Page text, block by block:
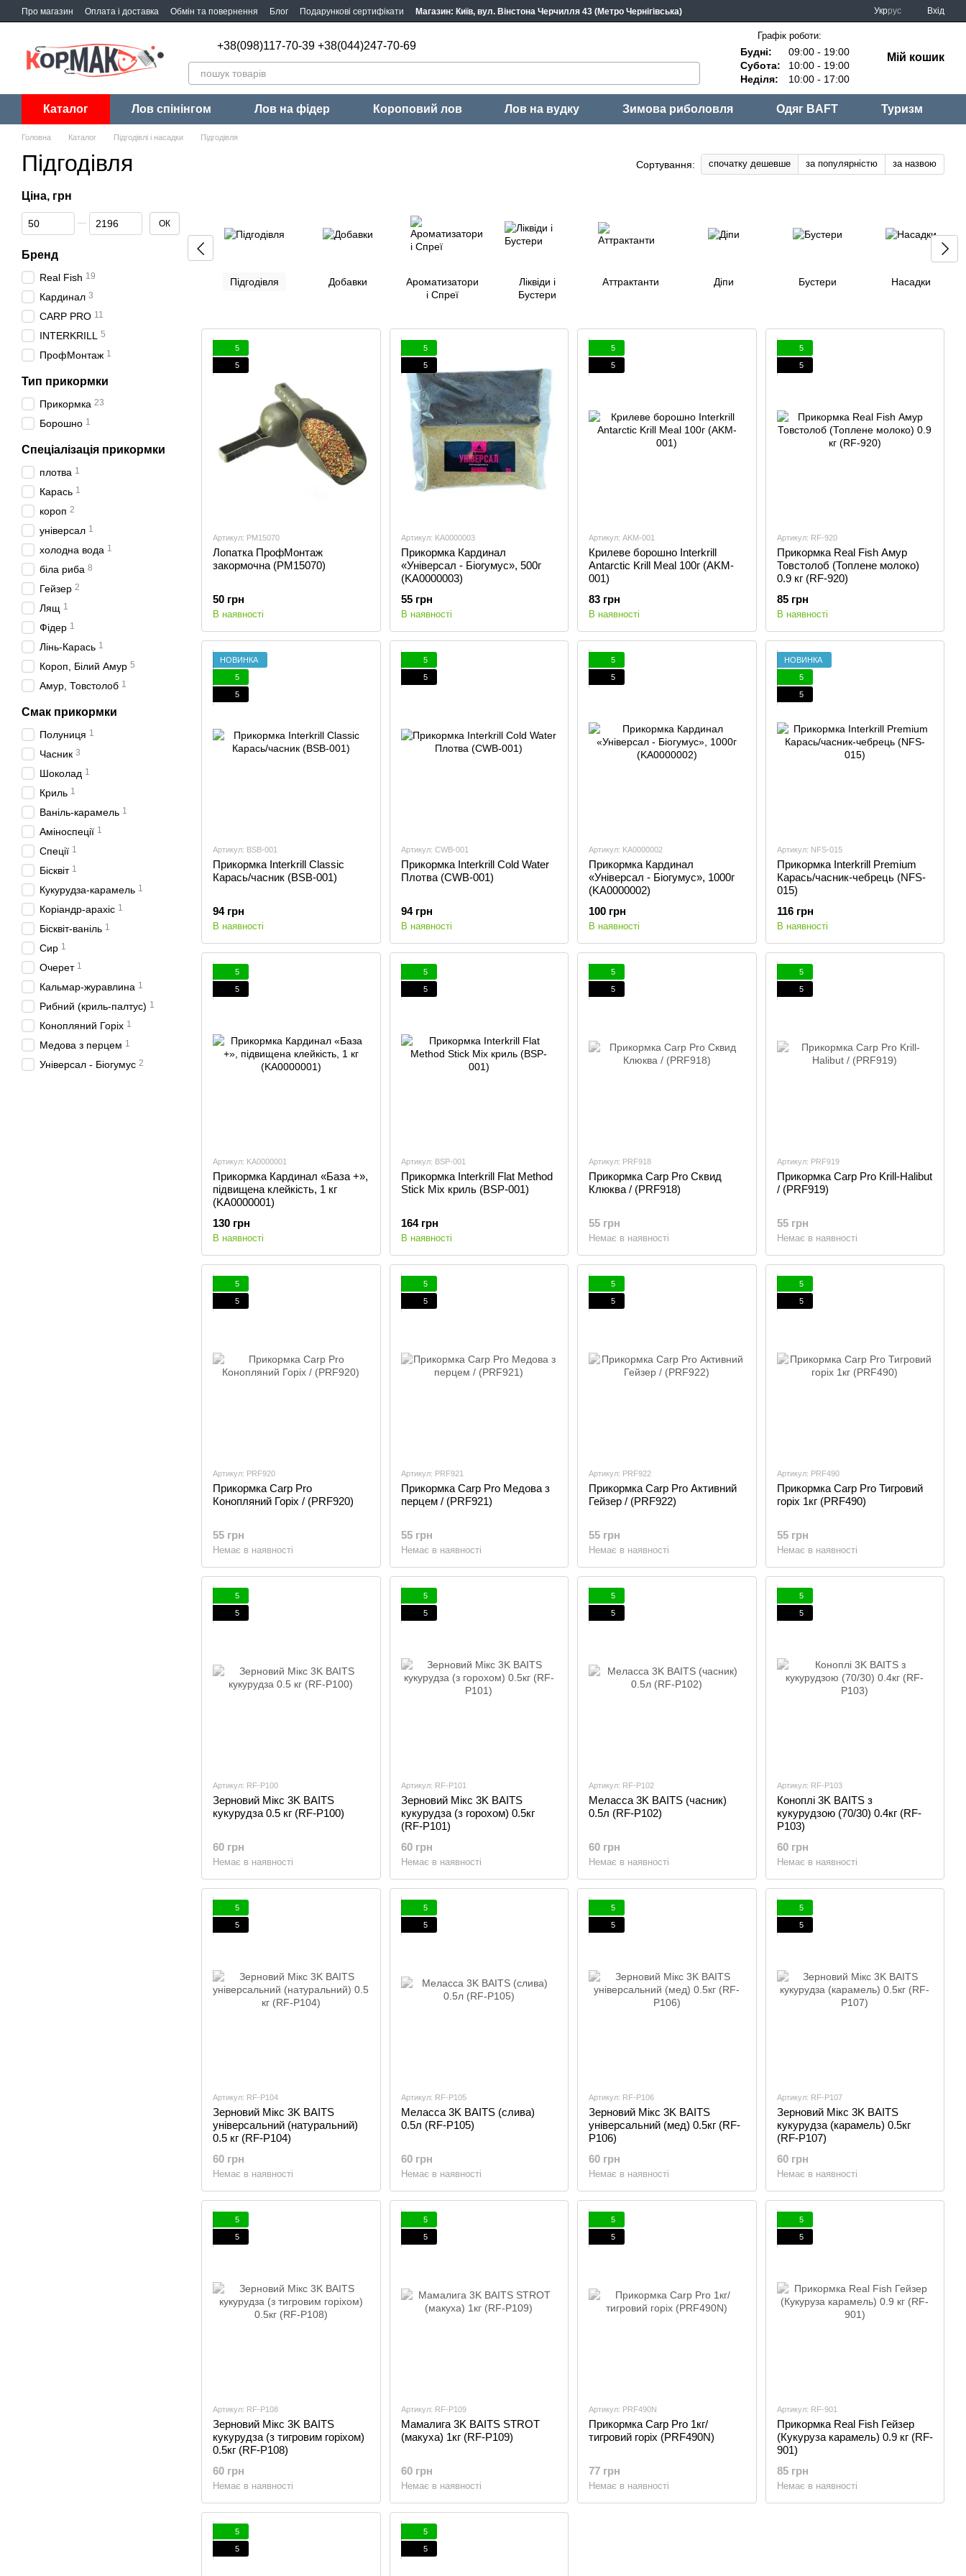
Перейти до основного контенту
Про магазин Оплата і доставка Обмін та повернення Блог Подарункові сертифікати Магазин: Київ, вул. Вінстона Черчилля 43 (Метро Чернігівська) Укррус Вхід
+38(098)117-70-39 +38(044)247-70-69
Графік роботи:
Будні:
09:00 - 19:00
Субота:
10:00 - 19:00
Неділя:
10:00 - 17:00
Мій кошик
Каталог Лов спінінгом Лов на фідер Короповий лов Лов на вудку Зимова риболовля Одяг BAFT Туризм
Головна Каталог Підгодівлі і насадки Підгодівля
Підгодівля Сортування: спочатку дешевше за популярністю за назвою
Підгодівля Добавки
Ароматизатори
і Спреї
Ліквіди і
Бустери
Аттрактанти Діпи Бустери Насадки
5
5
Артикул: PM15070
Лопатка ПрофМонтаж
закормочна (PM15070)
50 грн
В наявності
5
5
Артикул: KA0000003
Прикормка Кардинал
«Універсал - Біогумус», 500г
(KA0000003)
55 грн
В наявності
5
5
Артикул: AKM-001
Крилеве борошно Interkrill
Antarctic Krill Meal 100г (AKM-
001)
83 грн
В наявності
5
5
Артикул: RF-920
Прикормка Real Fish Амур
Товстолоб (Топлене молоко)
0.9 кг (RF-920)
85 грн
В наявності
НОВИНКА
5
5
Артикул: BSB-001
Прикормка Interkrill Classic
Карась/часник (BSB-001)
94 грн
В наявності
5
5
Артикул: CWB-001
Прикормка Interkrill Cold Water
Плотва (CWB-001)
94 грн
В наявності
5
5
Артикул: KA0000002
Прикормка Кардинал
«Універсал - Біогумус», 1000г
(KA0000002)
100 грн
В наявності
НОВИНКА
5
5
Артикул: NFS-015
Прикормка Interkrill Premium
Карась/часник-чебрець (NFS-
015)
116 грн
В наявності
5
5
Артикул: KA0000001
Прикормка Кардинал «База +»,
підвищена клейкість, 1 кг
(KA0000001)
130 грн
В наявності
5
5
Артикул: BSP-001
Прикормка Interkrill Flat Method
Stick Mix криль (BSP-001)
164 грн
В наявності
5
5
Артикул: PRF918
Прикормка Carp Pro Сквид
Клюква / (PRF918)
55 грн
Немає в наявності
5
5
Артикул: PRF919
Прикормка Carp Pro Krill-Halibut
/ (PRF919)
55 грн
Немає в наявності
5
5
Артикул: PRF920
Прикормка Carp Pro
Конопляний Горіх / (PRF920)
55 грн
Немає в наявності
5
5
Артикул: PRF921
Прикормка Carp Pro Медова з
перцем / (PRF921)
55 грн
Немає в наявності
5
5
Артикул: PRF922
Прикормка Carp Pro Активний
Гейзеp / (PRF922)
55 грн
Немає в наявності
5
5
Артикул: PRF490
Прикормка Carp Pro Тигровий
горіх 1кг (PRF490)
55 грн
Немає в наявності
5
5
Артикул: RF-P100
Зерновий Мікс 3K BAITS
кукурудза 0.5 кг (RF-P100)
60 грн
Немає в наявності
5
5
Артикул: RF-P101
Зерновий Мікс 3K BAITS
кукурудза (з горохом) 0.5кг
(RF-P101)
60 грн
Немає в наявності
5
5
Артикул: RF-P102
Меласса 3K BAITS (часник)
0.5л (RF-P102)
60 грн
Немає в наявності
5
5
Артикул: RF-P103
Коноплі 3K BAITS з
кукурудзою (70/30) 0.4кг (RF-
P103)
60 грн
Немає в наявності
5
5
Артикул: RF-P104
Зерновий Мікс 3K BAITS
універсальний (натуральний)
0.5 кг (RF-P104)
60 грн
Немає в наявності
5
5
Артикул: RF-P105
Меласса 3K BAITS (слива)
0.5л (RF-P105)
60 грн
Немає в наявності
5
5
Артикул: RF-P106
Зерновий Мікс 3K BAITS
універсальний (мед) 0.5кг (RF-
P106)
60 грн
Немає в наявності
5
5
Артикул: RF-P107
Зерновий Мікс 3K BAITS
кукурудза (карамель) 0.5кг
(RF-P107)
60 грн
Немає в наявності
5
5
Артикул: RF-P108
Зерновий Мікс 3K BAITS
кукурудза (з тигровим горіхом)
0.5кг (RF-P108)
60 грн
Немає в наявності
5
5
Артикул: RF-P109
Мамалига 3K BAITS STROT
(макуха) 1кг (RF-P109)
60 грн
Немає в наявності
5
5
Артикул: PRF490N
Прикормка Carp Pro 1кг/
тигровий горіх (PRF490N)
77 грн
Немає в наявності
5
5
Артикул: RF-901
Прикормка Real Fish Гейзер
(Кукуруза карамель) 0.9 кг (RF-
901)
85 грн
Немає в наявності
5
5
5
5
Ціна, грн
Від Ціна, грн
До Ціна, грн ОК
Бренд
Real Fish 19
Кардинал 3
CARP PRO 11
INTERKRILL 5
ПрофМонтаж 1
Тип прикормки
Прикормка 23
Борошно 1
Спеціалізація прикормки
плотва 1
Карась 1
короп 2
універсал 1
холодна вода 1
біла риба 8
Гейзер 2
Лящ 1
Фідер 1
Лінь-Карась 1
Короп, Білий Амур 5
Амур, Товстолоб 1
Смак прикормки
Полуниця 1
Часник 3
Шоколад 1
Криль 1
Ваніль-карамель 1
Аміноспеції 1
Спеції 1
Бісквіт 1
Кукурудза-карамель 1
Коріандр-арахіс 1
Бісквіт-ваніль 1
Сир 1
Очерет 1
Кальмар-журавлина 1
Рибний (криль-палтус) 1
Конопляний Горіх 1
Медова з перцем 1
Універсал - Біогумус 2